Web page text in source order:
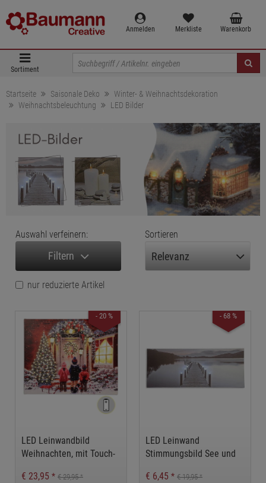
Anmelden Merkliste Warenkorb
Sortiment
Startseite Saisonale Deko
Winter- & Weihnachtsdekoration
Weihnachtsbeleuchtung
LED Bilder
Auswahl verfeinern:
Filtern
Sortieren
nur reduzierte Artikel
- 20 %
LED Leinwandbild
Weihnachten, mit Touch-
€ 23,95 * € 29,95*
- 68 %
LED Leinwand
Stimmungsbild See und
€ 6,45 * € 19,95*